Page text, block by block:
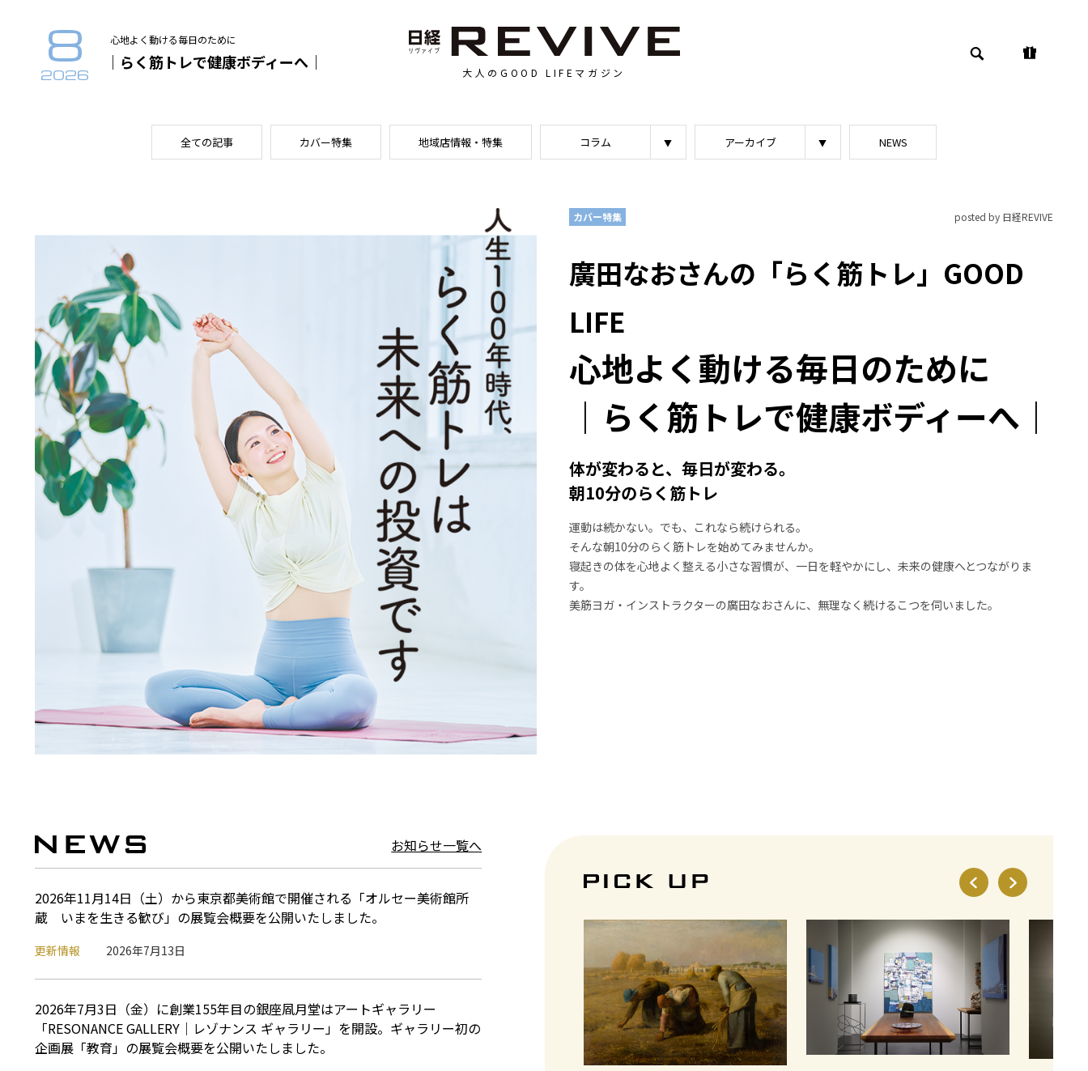
8
2026
心地よく動ける毎日のために
｜らく筋トレで健康ボディーへ｜
大人のGOOD LIFEマガジン
全ての記事 カバー特集 地域店情報・特集 コラム アーカイブ NEWS
カバー特集 posted by 日経REVIVE
廣田なおさんの「らく筋トレ」GOOD
LIFE
心地よく動ける毎日のために
｜らく筋トレで健康ボディーへ｜
体が変わると、毎日が変わる。
朝10分のらく筋トレ
運動は続かない。でも、これなら続けられる。
そんな朝10分のらく筋トレを始めてみませんか。
寝起きの体を心地よく整える小さな習慣が、一日を軽やかにし、未来の健康へとつながりま
す。
美筋ヨガ・インストラクターの廣田なおさんに、無理なく続けるこつを伺いました。
お知らせ一覧へ
2026年11月14日（土）から東京都美術館で開催される「オルセー美術館所
蔵 いまを生きる歓び」の展覧会概要を公開いたしました。
更新情報 2026年7月13日
2026年7月3日（金）に創業155年目の銀座凮月堂はアートギャラリー
「RESONANCE GALLERY｜レゾナンス ギャラリー」を開設。ギャラリー初の
企画展「教育」の展覧会概要を公開いたしました。